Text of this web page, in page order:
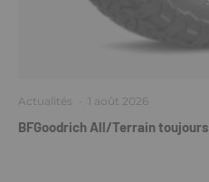
Actualités · 1 août 2026
BFGoodrich All/Terrain toujours